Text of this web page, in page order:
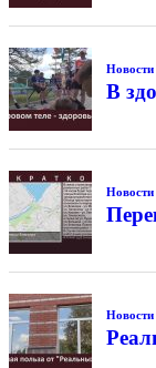
Новости
В
Новости
Новости